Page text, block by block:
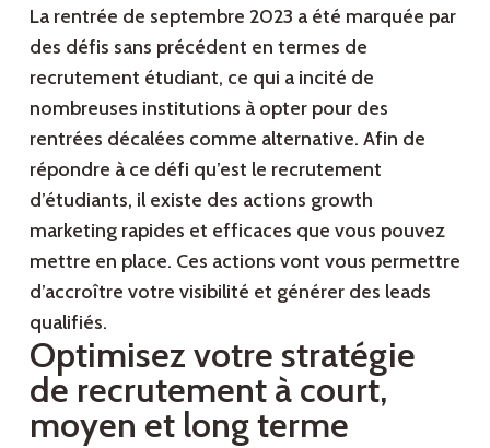
La rentrée de septembre 2023 a été marquée par
des défis sans précédent en termes de
recrutement étudiant, ce qui a incité de
nombreuses institutions à opter pour des
rentrées décalées comme alternative. Afin de
répondre à ce défi qu’est le recrutement
d’étudiants, il existe des actions growth
marketing rapides et efficaces que vous pouvez
mettre en place. Ces actions vont vous permettre
d’accroître votre visibilité et générer des leads
qualifiés.
Optimisez votre stratégie
de recrutement à court,
moyen et long terme